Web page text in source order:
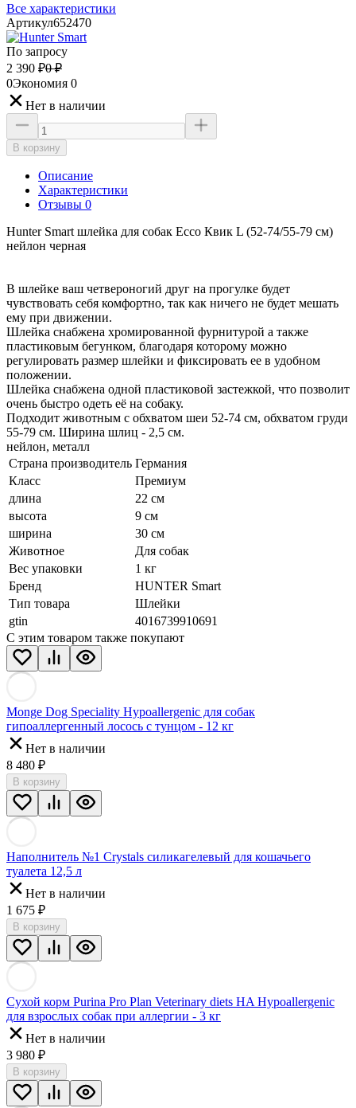
Все характеристики
Артикул652470
По запросу
2 390 ₽0 ₽
0Экономия 0
Нет в наличии
В корзину
Описание
Характеристики
Отзывы 0
Hunter Smart шлейка для собак Ecco Квик L (52-74/55-79 см)
нейлон черная
В шлейке ваш четвероногий друг на прогулке будет
чувствовать себя комфортно, так как ничего не будет мешать
ему при движении.
Шлейка снабжена хромированной фурнитурой а также
пластиковым бегунком, благодаря которому можно
регулировать размер шлейки и фиксировать ее в удобном
положении.
Шлейка снабжена одной пластиковой застежкой, что позволит
очень быстро одеть её на собаку.
Подходит животным с обхватом шеи 52-74 см, обхватом груди
55-79 см. Ширина шлиц - 2,5 см.
нейлон, металл
Страна производитель Германия
Класс
Премиум
длина
22 см
высота
9 см
ширина
30 см
Животное
Для собак
Вес упаковки
1 кг
Бренд
HUNTER Smart
Тип товара
Шлейки
gtin
4016739910691
С этим товаром также покупают
Monge Dog Speciality Hypoallergenic для собак
гипоаллергенный лосось с тунцом - 12 кг
Нет в наличии
8 480 ₽
В корзину
Наполнитель №1 Crystals силикагелевый для кошачьего
туалета 12,5 л
Нет в наличии
1 675 ₽
В корзину
Сухой корм Purina Pro Plan Veterinary diets HA Hypoallergenic
для взрослых собак при аллергии - 3 кг
Нет в наличии
3 980 ₽
В корзину